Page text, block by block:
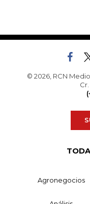
© 2026, RCN
Agronegocios